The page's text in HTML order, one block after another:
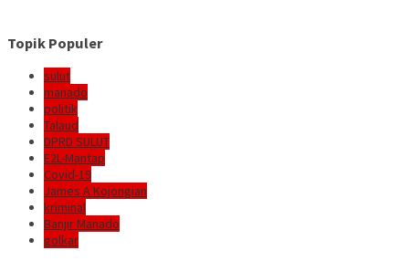
Topik Populer
sulut
manado
politik
Talaud
DPRD SULUT
E2L-Mantap
Covid-19
James A Kojongian
kriminal
Banjir Manado
golkar